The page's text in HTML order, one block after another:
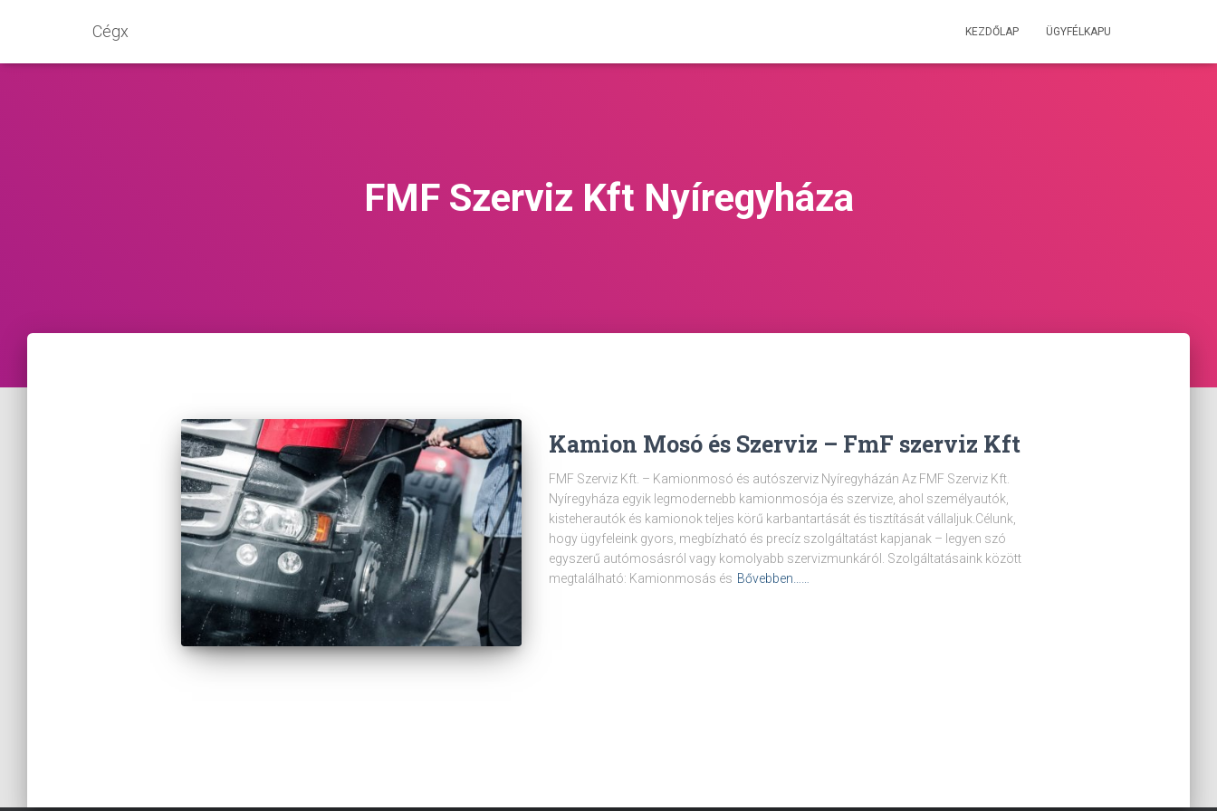
Cégx KEZDŐLAP ÜGYFÉLKAPU
FMF Szerviz Kft Nyíregyháza
Kamion Mosó és Szerviz – FmF szerviz Kft
FMF Szerviz Kft. – Kamionmosó és autószerviz Nyíregyházán Az FMF Szerviz Kft.
Nyíregyháza egyik legmodernebb kamionmosója és szervize, ahol személyautók,
kisteherautók és kamionok teljes körű karbantartását és tisztítását vállaljuk.Célunk,
hogy ügyfeleink gyors, megbízható és precíz szolgáltatást kapjanak – legyen szó
egyszerű autómosásról vagy komolyabb szervizmunkáról. Szolgáltatásaink között
megtalálható: Kamionmosás és Bővebben……